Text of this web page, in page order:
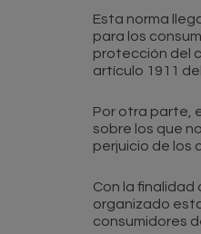
Esta norma
para los
protección del
artículo 1911
Por otra parte,
sobre los que
perjuicio de los
Con la finalidad
organizado
consumidores